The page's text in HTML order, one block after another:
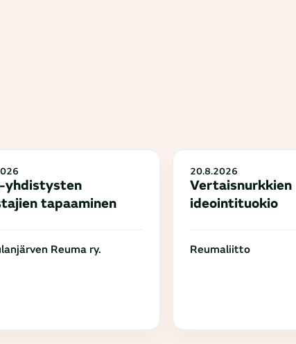
yhdistysten
tapaaminen
Reuma ry.
20.8.2026
Vertaisnurkkien
ideointituokio
Reumaliitto